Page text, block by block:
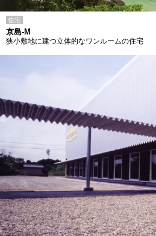
住宅
京島-M
狭小敷地に建つ立体的なワンルームの住宅